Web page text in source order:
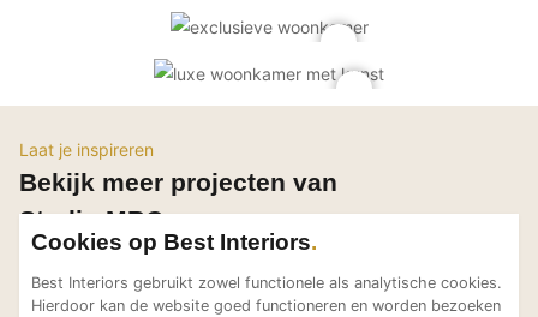
Behang / Wandtextiel
Natuursteen en keramiek
Leer
Schilderwerk
Stucwerk
Spuitwerk
Audio/Video
Laat je inspireren
Bekijk meer projecten van
Studio MBC
Cookies op Best Interiors
Best Interiors gebruikt zowel functionele als analytische cookies.
Hierdoor kan de website goed functioneren en worden bezoeken